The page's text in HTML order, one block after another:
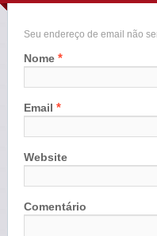
Seu endereço de email não
Nome *
Email *
Website
Comentário